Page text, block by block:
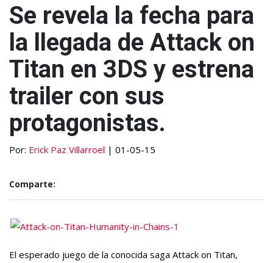
Se revela la fecha para
la llegada de Attack on
Titan en 3DS y estrena
trailer con sus
protagonistas.
Por: Erick Paz Villarroel | 01-05-15
Comparte:
El esperado juego de la conocida saga Attack on Titan,